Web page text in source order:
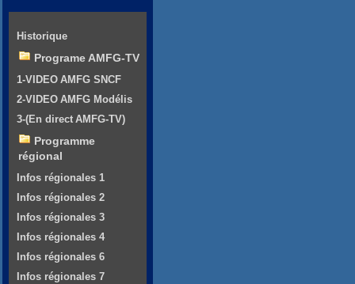
Historique
Programe AMFG-TV
1-VIDEO AMFG SNCF
2-VIDEO AMFG Modélis
3-(En direct AMFG-TV)
Programme
régional
Infos régionales 1
Infos régionales 2
Infos régionales 3
Infos régionales 4
Infos régionales 6
Infos régionales 7